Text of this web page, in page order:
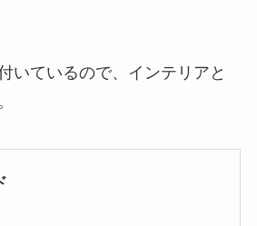
いているので、インテリアと